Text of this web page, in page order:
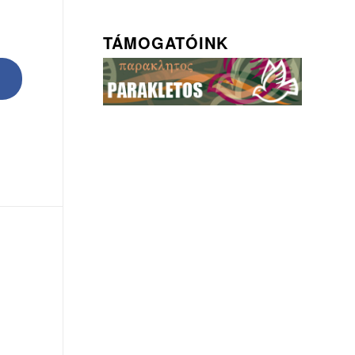
TÁMOGATÓINK